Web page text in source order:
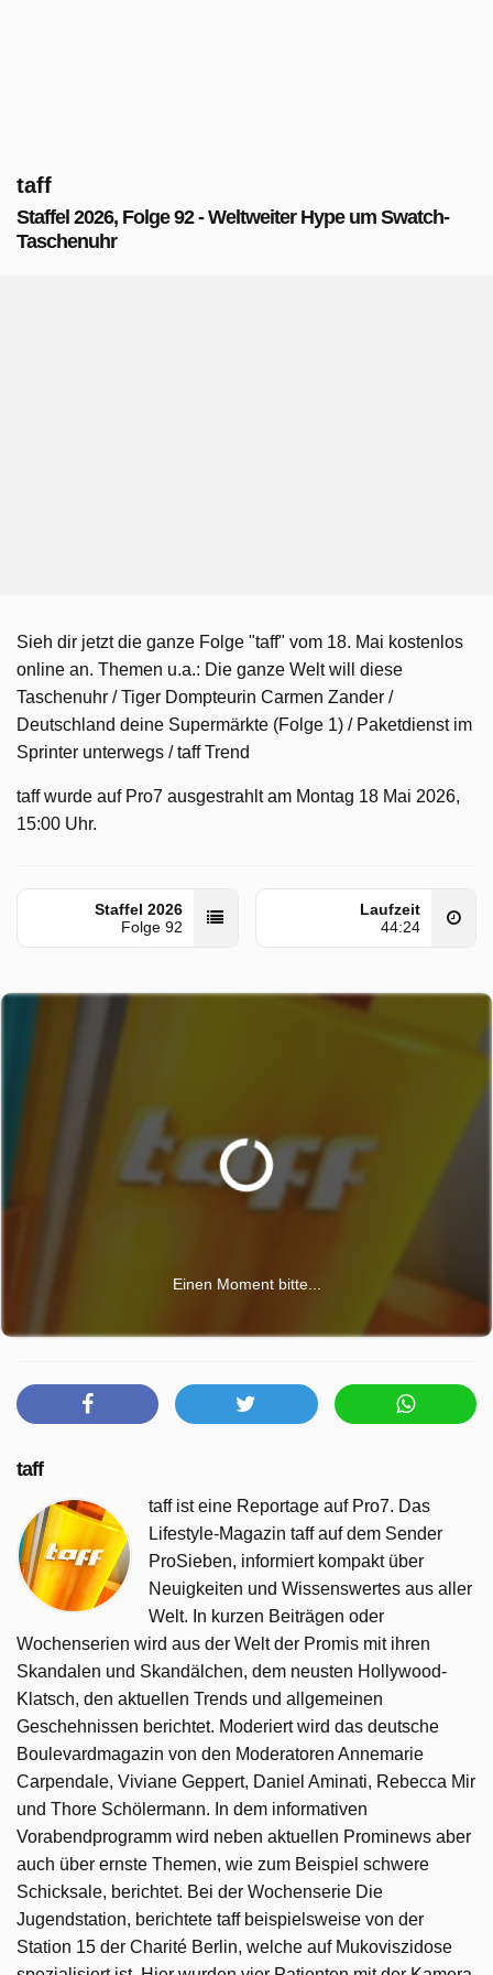
taff
Staffel 2026, Folge 92 - Weltweiter Hype um Swatch-
Taschenuhr
Sieh dir jetzt die ganze Folge "taff" vom 18. Mai kostenlos
online an. Themen u.a.: Die ganze Welt will diese
Taschenuhr / Tiger Dompteurin Carmen Zander /
Deutschland deine Supermärkte (Folge 1) / Paketdienst im
Sprinter unterwegs / taff Trend
taff wurde auf Pro7 ausgestrahlt am Montag 18 Mai 2026,
15:00 Uhr.
Staffel 2026
Folge 92
Laufzeit
44:24
Einen Moment bitte...
taff
taff ist eine Reportage auf Pro7. Das
Lifestyle-Magazin taff auf dem Sender
ProSieben, informiert kompakt über
Neuigkeiten und Wissenswertes aus aller
Welt. In kurzen Beiträgen oder
Wochenserien wird aus der Welt der Promis mit ihren
Skandalen und Skandälchen, dem neusten Hollywood-
Klatsch, den aktuellen Trends und allgemeinen
Geschehnissen berichtet. Moderiert wird das deutsche
Boulevardmagazin von den Moderatoren Annemarie
Carpendale, Viviane Geppert, Daniel Aminati, Rebecca Mir
und Thore Schölermann. In dem informativen
Vorabendprogramm wird neben aktuellen Prominews aber
auch über ernste Themen, wie zum Beispiel schwere
Schicksale, berichtet. Bei der Wochenserie Die
Jugendstation, berichtete taff beispielsweise von der
Station 15 der Charité Berlin, welche auf Mukoviszidose